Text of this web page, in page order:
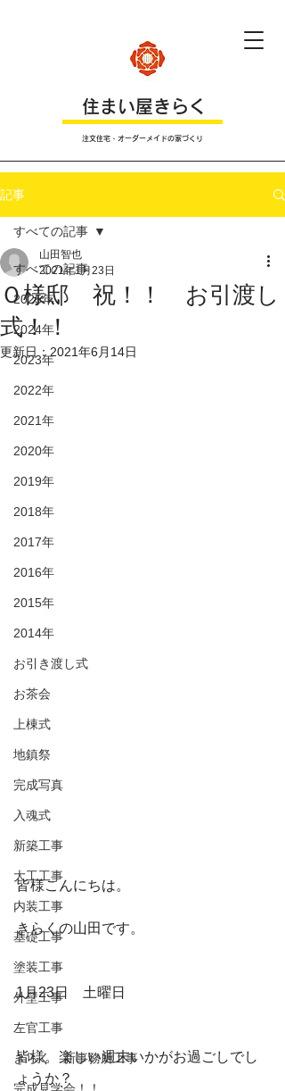
​住まい屋きらく
注文住宅・オーダーメイドの家づくり
記事
すべての記事
2025年
2024年
2023年
2022年
2021年
2020年
2019年
2018年
2017年
2016年
2015年
2014年
お引き渡し式
お茶会
上棟式
地鎮祭
完成写真
入魂式
新築工事
大工工事
内装工事
基礎工事
塗装工事
外壁工事
左官工事
きらく 新事務所工事
すべての記事
Ｏ様邸 祝！！ お引渡し
式！！
山田智也
2021年1月23日
更新日： 2021年6月14日
皆様こんにちは。
きらくの山田です。
1月23日　土曜日
皆様。楽しい週末いかがお過ごしでし
ょうか？